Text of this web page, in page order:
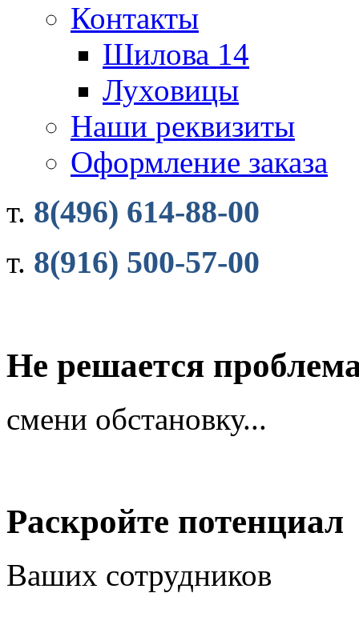
Контакты
Шилова 14
Луховицы
Наши реквизиты
Оформление заказа
т. 8(496) 614-88-00
т. 8(916) 500-57-00
Не решается
смени обстановку...
Раскройте потенциал
Ваших сотрудников